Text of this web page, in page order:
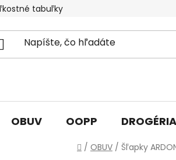
tabuľky
OBUV OOPP DROGÉRIA
Domov
/ OBUV / Šľapky